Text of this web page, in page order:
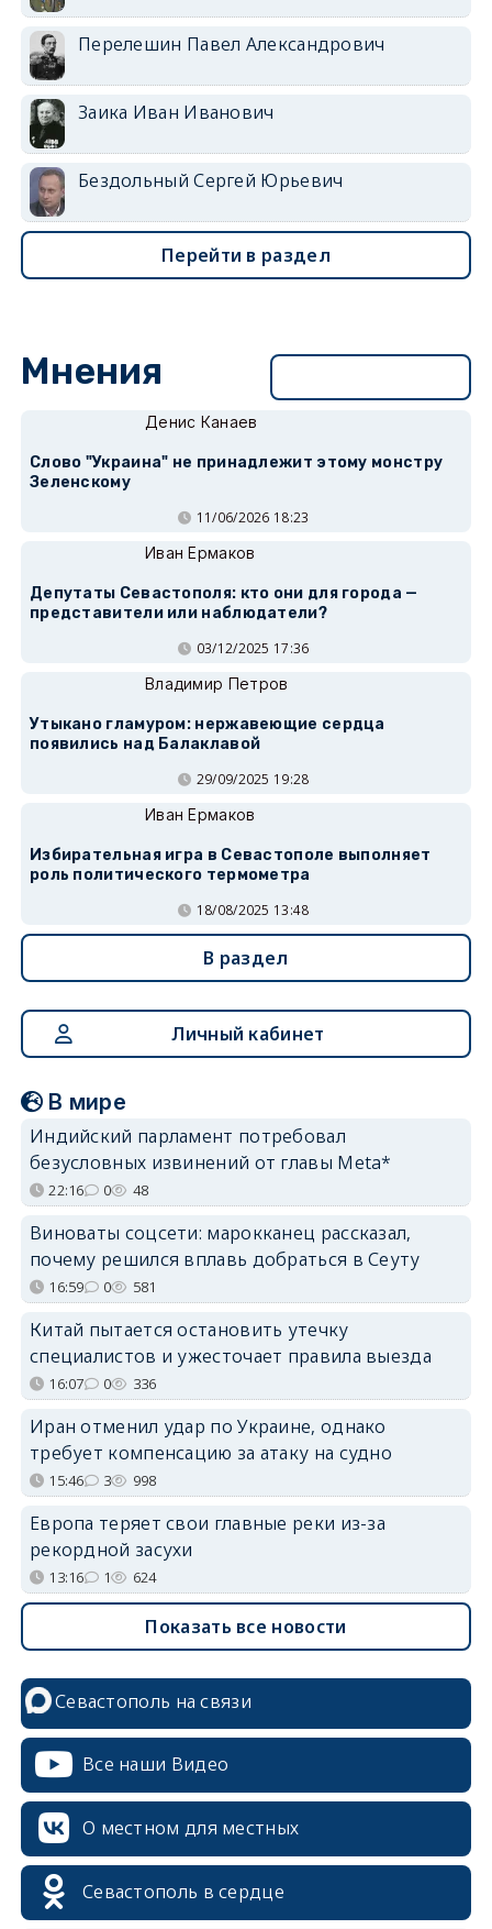
Перелешин Павел Александрович
Заика Иван Иванович
Бездольный Сергей Юрьевич
Перейти в раздел
Мнения
Денис Канаев
Слово "Украина" не принадлежит этому монстру
Зеленскому
11/06/2026 18:23
Иван Ермаков
Депутаты Севастополя: кто они для города —
представители или наблюдатели?
03/12/2025 17:36
Владимир Петров
Утыкано гламуром: нержавеющие сердца
появились над Балаклавой
29/09/2025 19:28
Иван Ермаков
Избирательная игра в Севастополе выполняет
роль политического термометра
18/08/2025 13:48
В раздел
Личный кабинет
В мире
Индийский парламент потребовал
безусловных извинений от главы Meta*
22:16 0 48
Виноваты соцсети: марокканец рассказал,
почему решился вплавь добраться в Сеуту
16:59 0 581
Китай пытается остановить утечку
специалистов и ужесточает правила выезда
16:07 0 336
Иран отменил удар по Украине, однако
требует компенсацию за атаку на судно
15:46 3 998
Европа теряет свои главные реки из-за
рекордной засухи
13:16 1 624
Показать все новости
Севастополь на связи
Все наши Видео
О местном для местных
Севастополь в сердце